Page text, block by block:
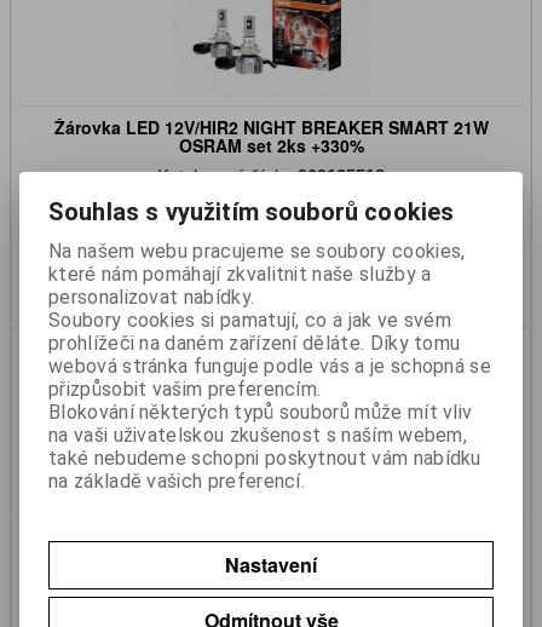
Žárovka LED 12V/HIR2 NIGHT BREAKER SMART 21W
OSRAM set 2ks +330%
Katalogové číslo:909125518
Skladem:
Na dotaz
3 364 Kč
2 780 Kč (bez DPH)
Koupit
Signalizace couvání 24V ke světlům 40 253 412 / 812
Katalogové číslo:50253000
Skladem:
Ano
Souhlas s využitím souborů cookies
Na našem webu pracujeme se soubory cookies,
které nám pomáhají zkvalitnit naše služby a
personalizovat nabídky.
Soubory cookies si pamatují, co a jak ve svém
prohlížeči na daném zařízení děláte. Díky tomu
webová stránka funguje podle vás a je schopná se
přizpůsobit vašim preferencím.
Blokování některých typů souborů může mít vliv
na vaši uživatelskou zkušenost s naším webem,
také nebudeme schopni poskytnout vám nabídku
na základě vašich preferencí.
Nastavení
Odmítnout vše